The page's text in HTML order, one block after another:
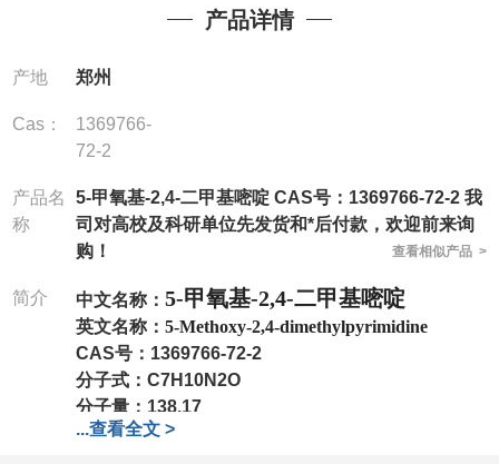
产品详情
产地 郑州
Cas：
1369766-
72-2
产品名
称
5-甲氧基-2,4-二甲基嘧啶 CAS号：1369766-72-2 我
司对高校及科研单位先发货和*后付款，欢迎前来询
购！
查看相似产品 >
简介 中文名称： 5-甲氧基-2,4-二甲基嘧啶
英文名称： 5-Methoxy-2,4-dimethylpyrimidine
CAS号： 1369766-72-2
分子式： C7H10N2O
分子量： 138.17
包装：1Mg ; 5Mg;10Mg ;100Mg;250Mg ;500Mg
...查看全文 >